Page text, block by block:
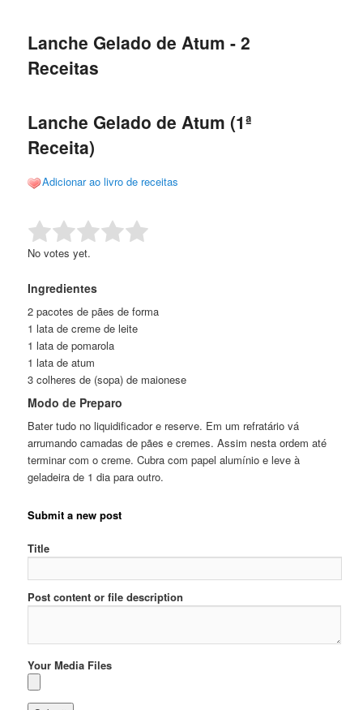
conteúdo
conteúdo
Lanche Gelado de Atum - 2
Receitas
Lanche Gelado de Atum (1ª
Receita)
Adicionar ao livro de receitas
Rate this item: Submit Rating
No votes yet.
Ingredientes
2 pacotes de pães de forma
1 lata de creme de leite
1 lata de pomarola
1 lata de atum
3 colheres de (sopa) de maionese
Modo de Preparo
Bater tudo no liquidificador e reserve. Em um refratário vá
arrumando camadas de pães e cremes. Assim nesta ordem até
terminar com o creme. Cubra com papel alumínio e leve à
geladeira de 1 dia para outro.
Submit a new post
Title
Post content or file description
Your Media Files